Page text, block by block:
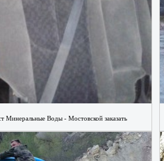
Минеральные Воды - Мостовской заказать